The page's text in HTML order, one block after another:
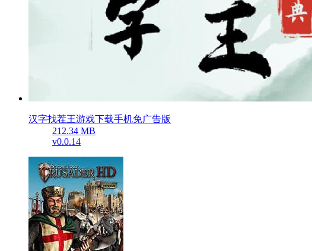
汉字找茬王游戏下载手机免广告版
212.34 MB
v0.0.14